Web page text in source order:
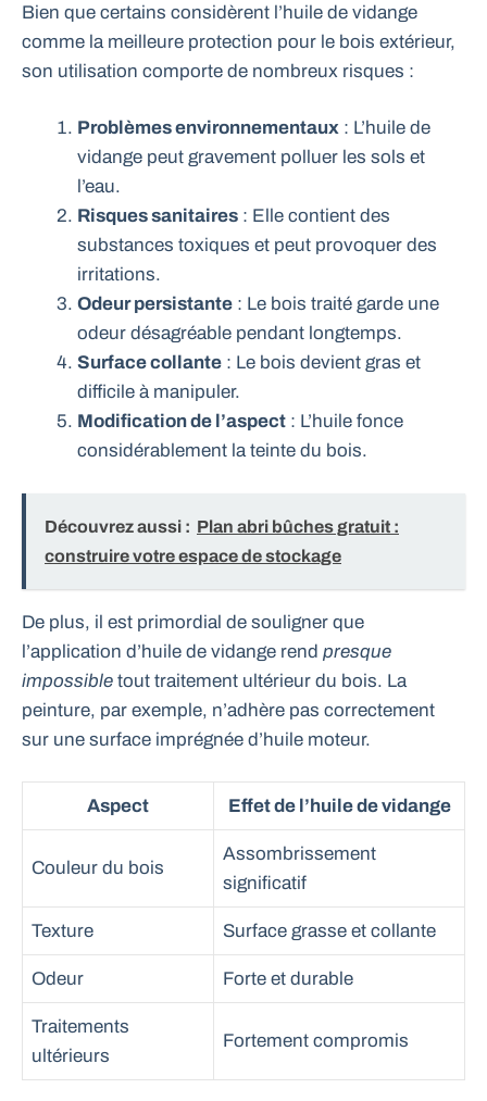
Bien que certains considèrent l’huile de vidange
comme la meilleure protection pour le bois extérieur,
son utilisation comporte de nombreux risques :
Problèmes environnementaux : L’huile de
vidange peut gravement polluer les sols et
l’eau.
Risques sanitaires : Elle contient des
substances toxiques et peut provoquer des
irritations.
Odeur persistante : Le bois traité garde une
odeur désagréable pendant longtemps.
Surface collante : Le bois devient gras et
difficile à manipuler.
Modification de l’aspect : L’huile fonce
considérablement la teinte du bois.
Découvrez aussi : Plan abri bûches gratuit :
construire votre espace de stockage
De plus, il est primordial de souligner que
l’application d’huile de vidange rend presque
impossible tout traitement ultérieur du bois. La
peinture, par exemple, n’adhère pas correctement
sur une surface imprégnée d’huile moteur.
Aspect Effet de l’huile de vidange
Couleur du bois
Assombrissement
significatif
Texture Surface grasse et collante
Odeur Forte et durable
Traitements
ultérieurs
Fortement compromis